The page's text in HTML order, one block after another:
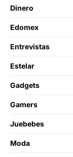
Dinero
Edomex
Entrevistas
Estelar
Gadgets
Gamers
Juebebes
Moda